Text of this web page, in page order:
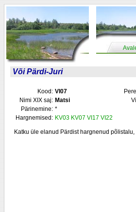
Või Pärdi-Juri
Kood: VI07
Nimi XIX saj: Matsi
Pärinemine: *
Hargnemised: KV03 KV07 VI17 VI22
Katku üle elanud Pärdist hargnenud